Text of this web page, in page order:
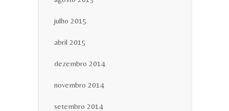
julho 2015
abril 2015
dezembro 2014
novembro 2014
setembro 2014